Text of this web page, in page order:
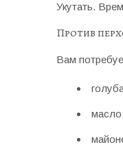
Укутать.
Против
Вам
масло